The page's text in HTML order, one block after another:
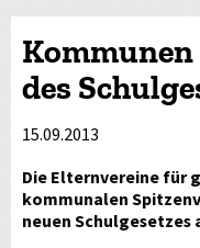
des
15.09.2013
Die Elternvereine für
kommunalen
neuen Schulgesetzes